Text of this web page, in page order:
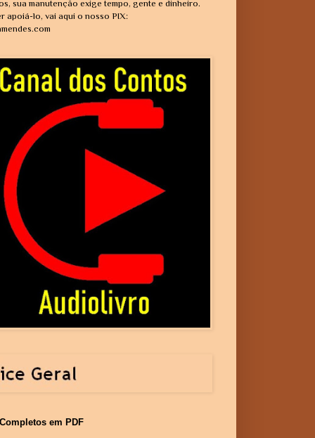
sua manutenção exige tempo, gente e dinheiro.
apoiá-lo, vai aqui o nosso PIX:
em PDF